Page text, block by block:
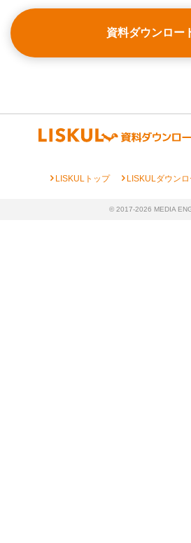
資料ダウンロー
chevron_rightLISKULトップ chevron_rightLISKULダウン
© 2017-2026 MEDIA